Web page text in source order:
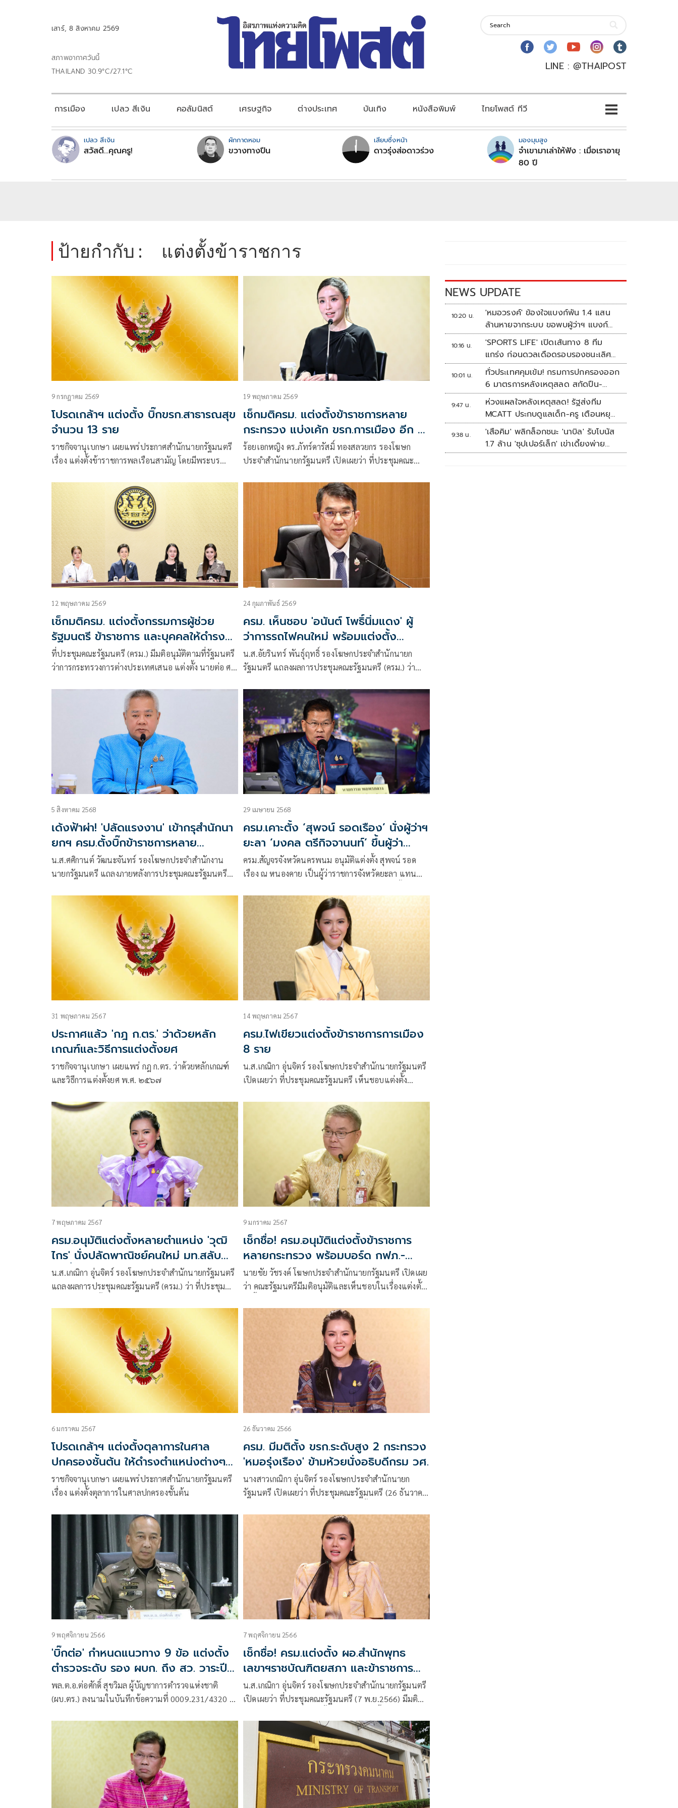
เสาร์, 8 สิงหาคม 2569
สภาพอากาศวันนี้
THAILAND 30.9°C/27.1°C
LINE : @THAIPOST
การเมือง เปลว สีเงิน คอลัมนิสต์ เศรษฐกิจ ต่างประเทศ บันเทิง หนังสือพิมพ์ ไทยโพสต์ ทีวี
เปลว สีเงิน
สวัสดี...คุณครู!
ผักกาดหอม
ขวางทางปืน
เสียบซึ่งหน้า
ดาวรุ่งส่อดาวร่วง
มองมุมสูง
จำเขามาเล่าให้ฟัง : เมื่อเราอายุ
80 ปี
ป้ายกำกับ : แต่งตั้งข้าราชการ
9 กรกฎาคม 2569
โปรดเกล้าฯ แต่งตั้ง บิ๊กขรก.สาธารณสุข
จำนวน 13 ราย
ราชกิจจานุเบกษา เผยแพร่ประกาศสำนักนายกรัฐมนตรี
เรื่อง แต่งตั้งข้าราชการพลเรือนสามัญ โดยมีพระบร
19 พฤษภาคม 2569
เช็กมติครม. แต่งตั้งข้าราชการหลาย
กระทรวง แบ่งเค้ก ขรก.การเมือง อีก 5
ราย
ร้อยเอกหญิง ดร.ภัทร์ดารัสมิ์ ทองสลวยกร รองโฆษก
ประจำสำนักนายกรัฐมนตรี เปิดเผยว่า ที่ประชุมคณะ
(พน.) เสนอ แต่งตั้ง Mr. Izmir Kamarudin ที่รัฐบาล
มาเลเซียเสนอให้ดำรงตำแหน่งรองหัวหน้าเจ้าหน้าที่ฝ่าย
บริหาร (Deputy Chief Executive Officer, DCEO) ของ
องค์กรร่วมไทย – มาเลเซีย แทนรองหัวหน้าเจ้าหน้าที่
ฝ่ายบริหารฯ เดิม ที่รัฐบาลมาเลเซียเสนอขอเปลี่ยนผู้
ดำรงตำแหน่ง โ
12 พฤษภาคม 2569
เช็กมติครม. แต่งตั้งกรรมการผู้ช่วย
รัฐมนตรี ข้าราชการ และบุคคลให้ดำรง
ตำแหน่งต่าง ๆ
ที่ประชุมคณะรัฐมนตรี (ครม.) มีมติอนุมัติตามที่รัฐมนตรี
ว่าการกระทรวงการต่างประเทศเสนอ แต่งตั้ง นายต่อ ศร
24 กุมภาพันธ์ 2569
ครม. เห็นชอบ 'อนันต์ โพธิ์นิ่มแดง' ผู้
ว่าการรถไฟคนใหม่ พร้อมแต่งตั้ง
ข้าราชการหลายตำแหน่ง
น.ส.อัยรินทร์ พันธุ์ฤทธิ์ รองโฆษกประจำสำนักนายก
รัฐมนตรี แถลงผลการประชุมคณะรัฐมนตรี (ครม.) ว่า
แต่งตั้ง นายอนันต์ โพธิ์นิ่มแดง
5 สิงหาคม 2568
เด้งฟ้าผ่า! 'ปลัดแรงงาน' เข้ากรุสำนักนา
ยกฯ ครม.ตั้งบิ๊กข้าราชการหลาย
กระทรวง
น.ส.ศศิกานต์ วัฒนะจันทร์ รองโฆษกประจำสำนักงาน
นายกรัฐมนตรี แถลงภายหลังการประชุมคณะรัฐมนตรี
ทัพชัยยุทธ์ ปลัดกระทรวงแรงงาน ให้ดำรงตำแหน่งผู้
ตรวจราชการพิเศษประจำสำนักนายกรัฐมนตรี
29 เมษายน 2568
ครม.เคาะตั้ง ‘สุพจน์ รอดเรือง’ นั่งผู้ว่าฯ
ยะลา ‘มงคล ตรีกิจจานนท์’ ขึ้นผู้ว่า
กฟภ.
ครม.สัญจรจังหวัดนครพนม อนุมัติแต่งตั้ง สุพจน์ รอด
เรือง ณ หนองคาย เป็นผู้ว่าราชการจังหวัดยะลา แทน
ตรีกิจจานนท์ รองผู้ว่าการ กฟภ. ขึ้นดำรงตำแหน่งผู้ว่าการ
มีผล 10 มิถุนายนนี้
31 พฤษภาคม 2567
ประกาศแล้ว 'กฎ ก.ตร.' ว่าด้วยหลัก
เกณฑ์และวิธีการแต่งตั้งยศ
ราชกิจจานุเบกษา เผยแพร่ กฎ ก.ตร. ว่าด้วยหลักเกณฑ์
และวิธีการแต่งตั้งยศ พ.ศ. ๒๕๖๗
14 พฤษภาคม 2567
ครม.ไฟเขียวแต่งตั้งข้าราชการการเมือง
8 ราย
น.ส.เกณิกา อุ่นจิตร์ รองโฆษกประจำสำนักนายกรัฐมนตรี
เปิดเผยว่า ที่ประชุมคณะรัฐมนตรี เห็นชอบแต่งตั้ง
7 พฤษภาคม 2567
ครม.อนุมัติแต่งตั้งหลายตำแหน่ง 'วุฒิ
ไกร' นั่งปลัดพาณิชย์คนใหม่ มท.สลับ
เก้าอี้ผู้ว่าฯสกลนคร
น.ส.เกณิกา อุ่นจิตร์ รองโฆษกประจำสำนักนายกรัฐมนตรี
แถลงผลการประชุมคณะรัฐมนตรี (ครม.) ว่า ที่ประชุม
ทรัพย์สินทางปัญญา ให้ดำรงตำแหน่งปลัดกระทรวง
9 มกราคม 2567
เช็กชื่อ! ครม.อนุมัติแต่งตั้งข้าราชการ
หลายกระทรวง พร้อมบอร์ด กฟภ.-
กฟน.-กปน. และคกก. 2 ชุด
นายชัย วัชรงค์ โฆษกประจำสำนักนายกรัฐมนตรี เปิดเผย
ว่า คณะรัฐมนตรีมีมติอนุมัติและเห็นชอบในเรื่องแต่งตั้ง
6 มกราคม 2567
โปรดเกล้าฯ แต่งตั้งตุลาการในศาล
ปกครองชั้นต้น ให้ดำรงตำแหน่งต่างๆ
93 ราย
ราชกิจจานุเบกษา เผยแพร่ประกาศสำนักนายกรัฐมนตรี
เรื่อง แต่งตั้งตุลาการในศาลปกครองชั้นต้น
26 ธันวาคม 2566
ครม. มีมติตั้ง ขรก.ระดับสูง 2 กระทรวง
'หมอรุ่งเรือง' ข้ามห้วยนั่งอธิบดีกรม วศ.
นางสาวเกณิกา อุ่นจิตร์ รองโฆษกประจำสำนักนายก
รัฐมนตรี เปิดเผยว่า ที่ประชุมคณะรัฐมนตรี (26 ธันวาคม
การอุดมศึกษา วิทยาศาสตร์ วิจัยและนวัตกรรม และ
กระทรวงเกษตรและสหกรณ์ เสนอ ดังนี้
9 พฤศจิกายน 2566
'บิ๊กต่อ' กำหนดแนวทาง 9 ข้อ แต่งตั้ง
ตำรวจระดับ รอง ผบก. ถึง สว. วาระปี
66
พล.ต.อ.ต่อศักดิ์ สุขวิมล ผู้บัญชาการตำรวจแห่งชาติ
(ผบ.ตร.) ลงนามในบันทึกข้อความที่ 0009.231/4320 ลง
เท่า ผบก. ในสังกัด สง.ผบ.ตร. หรือตำแหน่งเทียบเท่า
เรื่อง การแต่งตั้งข้าราชการตำรวจระดับ
7 พฤศจิกายน 2566
เช็กชื่อ! ครม.แต่งตั้ง ผอ.สำนักพุทธ
เลขาฯราชบัณฑิตยสภา และข้าราชการ
หลายตำแหน่ง
น.ส.เกณิกา อุ่นจิตร์ รองโฆษกประจำสำนักนายกรัฐมนตรี
เปิดเผยว่า ที่ประชุมคณะรัฐมนตรี (7 พ.ย.2566) มีมติ
NEWS UPDATE
10:20 น.
'หมอวรงค์' ข้องใจแบงก์พัน 1.4 แสน
ล้านหายจากระบบ ขอพบผู้ว่าฯ แบงก์
ชาติ
10:16 น.
'SPORTS LIFE' เปิดเส้นทาง 8 ทีม
แกร่ง ก่อนดวลเดือดรอบรองชนะเลิศ
ศึก 'วอลเลย์บอลนักเรียน แชมป์
กีฬา 7HD 2026'
10:01 น.
ทั่วประเทศคุมเข้ม! กรมการปกครองออก
6 มาตรการหลังเหตุสลด สกัดปืน-
ป้องกันเลียนแบบ
9:47 น.
ห่วงแผลใจหลังเหตุสลด! รัฐส่งทีม
MCATT ประกบดูแลเด็ก-ครู เตือนหยุด
แชร์ภาพรุนแรง
9:38 น.
'เสือคิม' พลิกล็อกชนะ 'นาบิล' รับโบนัส
1.7 ล้าน 'ซุปเปอร์เล็ก' เข่าเดี้ยงพ่าย
TKO